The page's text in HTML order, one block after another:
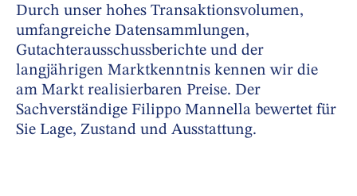
Durch unser hohes Transaktionsvolumen,
umfangreiche Datensammlungen,
Gutachterausschussberichte und der
langjährigen Marktkenntnis kennen wir die
am Markt realisierbaren Preise. Der
Sachverständige Filippo Mannella bewertet für
Sie Lage, Zustand und Ausstattung.